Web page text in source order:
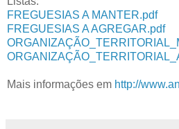
FREGUESIAS A MANTER.pdf
FREGUESIAS A AGREGAR.pdf
Mais informações em http://